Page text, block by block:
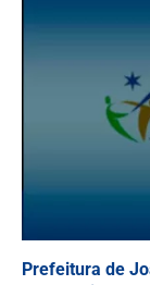
Prefeitura de